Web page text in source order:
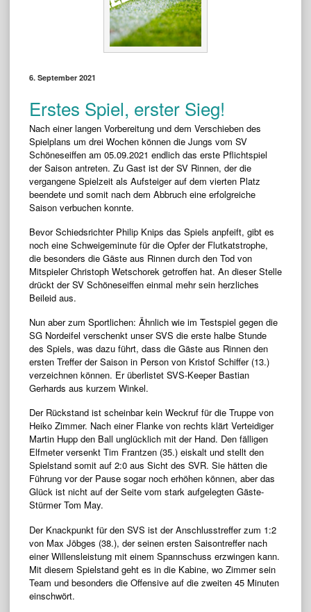
6. September 2021
Erstes Spiel, erster Sieg!
Nach einer langen Vorbereitung und dem Verschieben des
Spielplans um drei Wochen können die Jungs vom SV
Schöneseiffen am 05.09.2021 endlich das erste Pflichtspiel
der Saison antreten. Zu Gast ist der SV Rinnen, der die
vergangene Spielzeit als Aufsteiger auf dem vierten Platz
beendete und somit nach dem Abbruch eine erfolgreiche
Saison verbuchen konnte.
Bevor Schiedsrichter Philip Knips das Spiels anpfeift, gibt es
noch eine Schweigeminute für die Opfer der Flutkatstrophe,
die besonders die Gäste aus Rinnen durch den Tod von
Mitspieler Christoph Wetschorek getroffen hat. An dieser Stelle
drückt der SV Schöneseiffen einmal mehr sein herzliches
Beileid aus.
Nun aber zum Sportlichen: Ähnlich wie im Testspiel gegen die
SG Nordeifel verschenkt unser SVS die erste halbe Stunde
des Spiels, was dazu führt, dass die Gäste aus Rinnen den
ersten Treffer der Saison in Person von Kristof Schiffer (13.)
verzeichnen können. Er überlistet SVS-Keeper Bastian
Gerhards aus kurzem Winkel.
Der Rückstand ist scheinbar kein Weckruf für die Truppe von
Heiko Zimmer. Nach einer Flanke von rechts klärt Verteidiger
Martin Hupp den Ball unglücklich mit der Hand. Den fälligen
Elfmeter versenkt Tim Frantzen (35.) eiskalt und stellt den
Spielstand somit auf 2:0 aus Sicht des SVR. Sie hätten die
Führung vor der Pause sogar noch erhöhen können, aber das
Glück ist nicht auf der Seite vom stark aufgelegten Gäste-
Stürmer Tom May.
Der Knackpunkt für den SVS ist der Anschlusstreffer zum 1:2
von Max Jöbges (38.), der seinen ersten Saisontreffer nach
einer Willensleistung mit einem Spannschuss erzwingen kann.
Mit diesem Spielstand geht es in die Kabine, wo Zimmer sein
Team und besonders die Offensive auf die zweiten 45 Minuten
einschwört.